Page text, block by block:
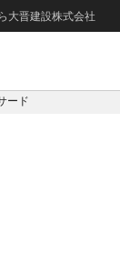
大晋建設株式会社
ード